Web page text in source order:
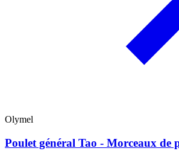
Olymel
Poulet général Tao - Morceaux de